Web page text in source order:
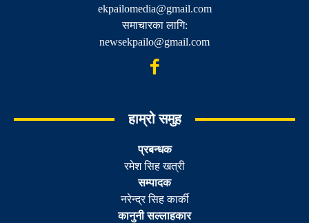
ekpailomedia@gmail.com
समाचारका लागि:
newsekpailo@gmail.com
हाम्रो समुह
प्रबन्धक
रमेश सिह खत्री
सम्पादक
नरेन्द्र सिह कार्की
कानुनी सल्लाहकार